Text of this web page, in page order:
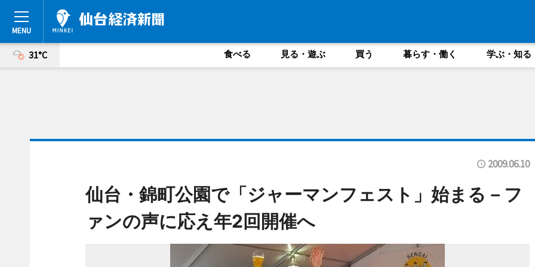
31°C 食べる 見る・遊ぶ 買う 暮らす・働く 学ぶ・知る
2009.06.10
仙台・錦町公園で「ジャーマンフェスト」始まる－フ
ァンの声に応え年2回開催へ